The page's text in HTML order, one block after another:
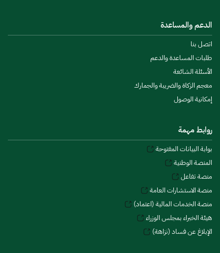
الدعم والمساعدة
اتصل بنا
طلبات المساعدة والدعم
الأسئلة الشائعة
معجم الزكاة والضريبة والجمارك
إمكانية الوصول
روابط مهمة
بوابة البيانات المفتوحة
المنصة الوطنية
منصة تفاعل
منصة الاستشارات العامة
منصة الخدمات المالية (اعتماد)
هيئة الخبراء بمجلس الوزراء
الإبلاغ عن فساد (نزاهة)